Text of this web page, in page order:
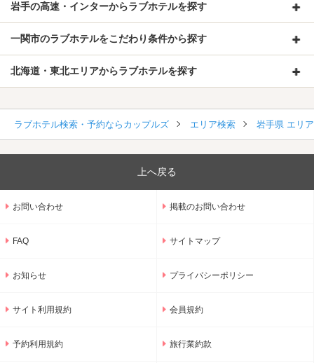
岩手の高速・インターからラブホテルを探す
一関市のラブホテルをこだわり条件から探す
北海道・東北エリアからラブホテルを探す
ラブホテル検索・予約ならカップルズ エリア検索 岩手県 エリ
上へ戻る
お問い合わせ 掲載のお問い合わせ
FAQ サイトマップ
お知らせ プライバシーポリシー
サイト利用規約 会員規約
予約利用規約 旅行業約款